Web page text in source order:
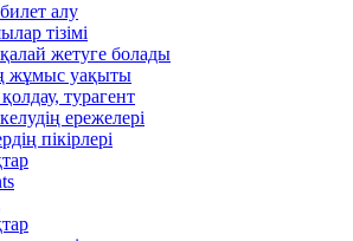
алу
тізімі
жетуге болады
жұмыс уақыты
турагент
ережелері
пікірлері